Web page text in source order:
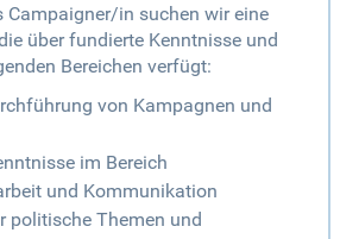
Campaigner/in suchen wir eine
über fundierte Kenntnisse und
Bereichen verfügt:
von Kampagnen und
im Bereich
und Kommunikation
politische Themen und